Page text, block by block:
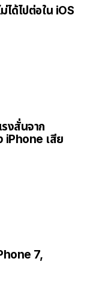
ด้ไปต่อใน iOS
งสั่นจาก
iPhone เสีย
7,